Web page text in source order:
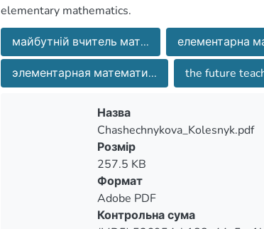
elementary mathematics.
майбутній вчитель мат... елементарна
элементарная математи...
the future
Назва
Chashechnykova_Kolesnyk.pdf
Розмір
257.5 KB
Формат
Adobe PDF
Контрольна сума